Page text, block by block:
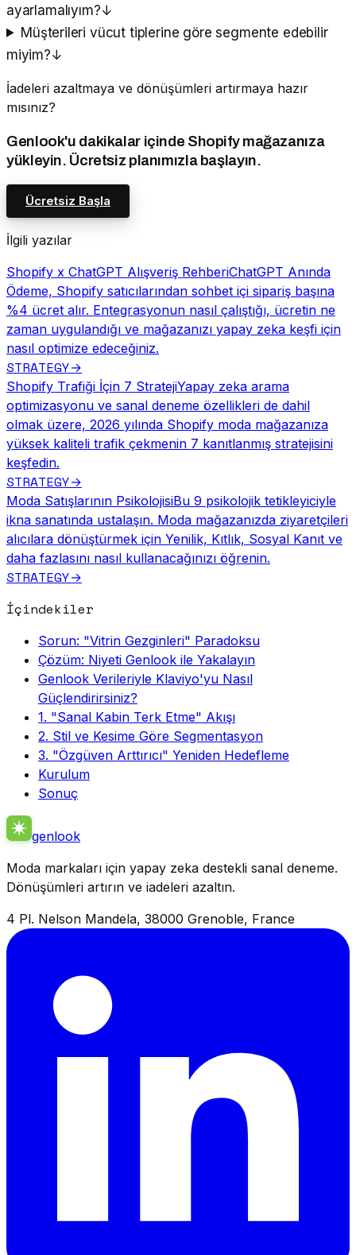
ayarlamalıyım?↓
Müşterileri vücut tiplerine göre segmente edebilir
miyim?↓
İadeleri azaltmaya ve dönüşümleri artırmaya hazır
mısınız?
Genlook'u dakikalar içinde Shopify mağazanıza
yükleyin. Ücretsiz planımızla başlayın.
Ücretsiz Başla
İlgili yazılar
Shopify x ChatGPT Alışveriş RehberiChatGPT Anında
Ödeme, Shopify satıcılarından sohbet içi sipariş başına
%4 ücret alır. Entegrasyonun nasıl çalıştığı, ücretin ne
zaman uygulandığı ve mağazanızı yapay zeka keşfi için
nasıl optimize edeceğiniz.
STRATEGY→
Shopify Trafiği İçin 7 StratejiYapay zeka arama
optimizasyonu ve sanal deneme özellikleri de dahil
olmak üzere, 2026 yılında Shopify moda mağazanıza
yüksek kaliteli trafik çekmenin 7 kanıtlanmış stratejisini
keşfedin.
STRATEGY→
Moda Satışlarının PsikolojisiBu 9 psikolojik tetikleyiciyle
ikna sanatında ustalaşın. Moda mağazanızda ziyaretçileri
alıcılara dönüştürmek için Yenilik, Kıtlık, Sosyal Kanıt ve
daha fazlasını nasıl kullanacağınızı öğrenin.
STRATEGY→
İçindekiler
Sorun: "Vitrin Gezginleri" Paradoksu
Çözüm: Niyeti Genlook ile Yakalayın
Genlook Verileriyle Klaviyo'yu Nasıl
Güçlendirirsiniz?
1. "Sanal Kabin Terk Etme" Akışı
2. Stil ve Kesime Göre Segmentasyon
3. "Özgüven Arttırıcı" Yeniden Hedefleme
Kurulum
Sonuç
genlook
Moda markaları için yapay zeka destekli sanal deneme.
Dönüşümleri artırın ve iadeleri azaltın.
4 Pl. Nelson Mandela, 38000 Grenoble, France